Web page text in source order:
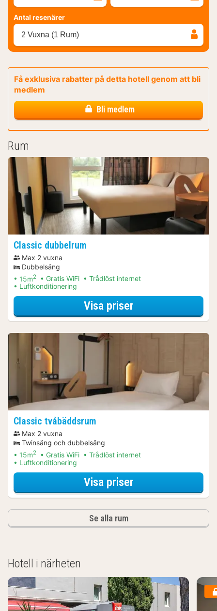
Antal resenärer
2 Vuxna (1 Rum)
Få exklusiva rabatter på detta hotell genom att bli
medlem
Bli medlem
Rum
Classic dubbelrum
Max 2 vuxna
Dubbelsäng
15m2 Gratis WiFi
Trådlöst internet
Luftkonditionering
Visa priserför Lokalt Njut
Classic tvåbäddsrum
Max 2 vuxna
Twinsäng och dubbelsäng
15m2 Gratis WiFi
Trådlöst internet
Luftkonditionering
Visa priserför Lokalt Njut
Se alla rum
Hotell i närheten